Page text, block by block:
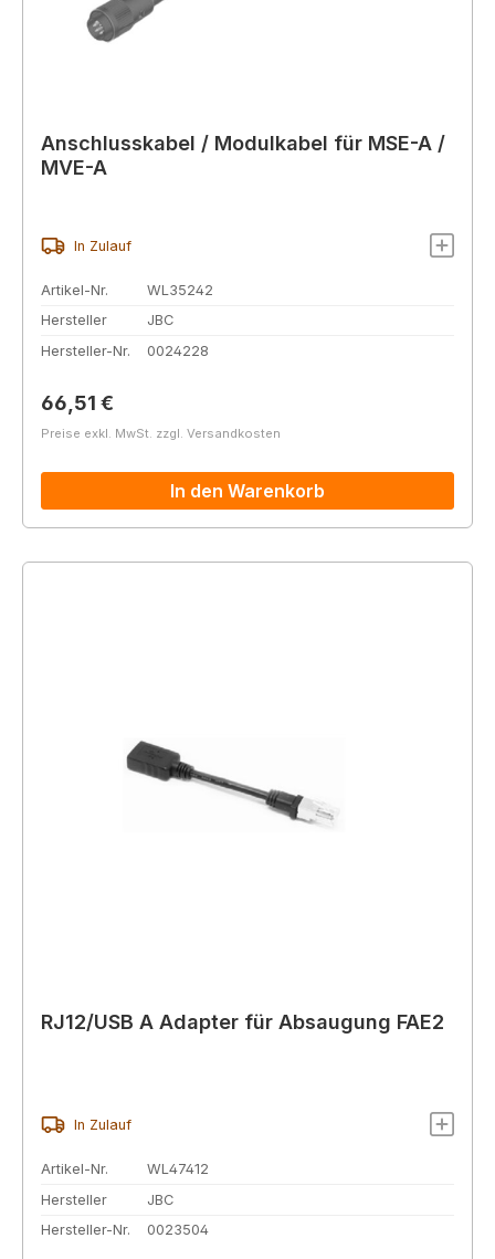
Anschlusskabel / Modulkabel für MSE-A /
MVE-A
In Zulauf
Artikel-Nr.
WL35242
Hersteller
JBC
Hersteller-Nr.
0024228
Regulärer Preis:
66,51 €
Preise exkl. MwSt. zzgl. Versandkosten
In den Warenkorb
RJ12/USB A Adapter für Absaugung FAE2
In Zulauf
Artikel-Nr.
WL47412
Hersteller
JBC
Hersteller-Nr.
0023504